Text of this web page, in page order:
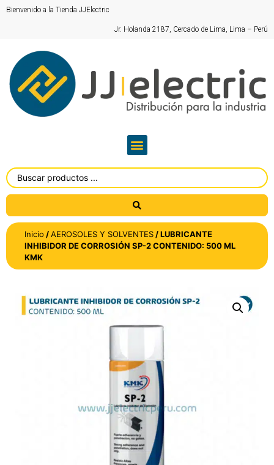
Bienvenido a la Tienda JJElectric
Jr. Holanda 2187, Cercado de Lima, Lima – Perú
Inicio /AEROSOLES Y SOLVENTES / LUBRICANTE
INHIBIDOR DE CORROSIÓN SP-2 CONTENIDO: 500 ML
KMK